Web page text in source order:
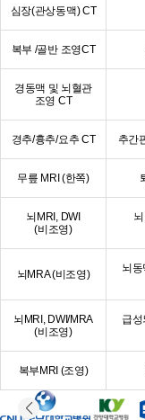
심장(관상동맥) CT
복부 /골반 조영CT
경동맥 및 뇌혈관
조영 CT
경추/흉추/요추 CT 추간
무릎 MRI (한쪽)
뇌MRI, DWI
(비조영)
뇌MRA (비조영)
뇌
뇌MRI, DWI/MRA
(비조영)
급
복부MRI (조영)